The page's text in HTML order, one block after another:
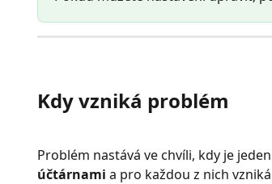
Kdy vzniká problém
Problém nastává ve chvíli, kdy je
účtárnami a pro každou z nich